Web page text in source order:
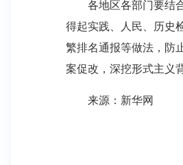
各地区各部门要结合
得起实践、人民、历史
繁排名通报等做法，防
案促改，深挖形式主义
来源：新华网